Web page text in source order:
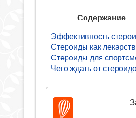
Содержание
Эффективность
Стероиды как
Стероиды для
Чего ждать от